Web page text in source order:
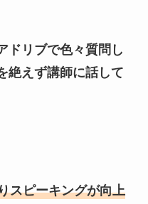
ドリブで色々質問し
絶えず講師に話して
スピーキングが向上